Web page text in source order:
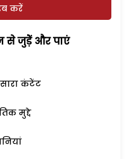
करें
से जुड़ेें और पाएं
कंटेंट
मुद्दे